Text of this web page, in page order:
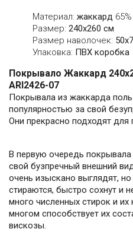
Материал: жаккард
Размер: 240х260 см
Размер наволочек:
Упаковка: ПВХ коробка
Покрывало Жаккард
ARI2426-07
Покрывала из жаккарда
популярностью за свой
Они прекрасно подходят для
В первую очередь
свой бузпречный внешний
очень изыскано выглядят,
стираются, быстро сохнут и
много численных стирок и
многом способствует их
вискозы.